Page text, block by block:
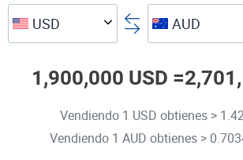
USD AUD
1,900,000 USD =
Vendiendo 1 USD obtienes >
Vendiendo 1 AUD obtienes >